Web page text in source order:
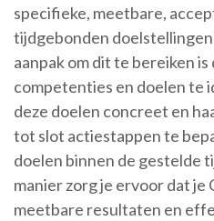
specifieke, meetbare,
tijdgebonden
aanpak om dit te bereiken
competenties en doelen te
deze doelen concreet en
tot slot actiestappen te
doelen binnen de gestelde
manier zorg je ervoor dat je
meetbare resultaten en